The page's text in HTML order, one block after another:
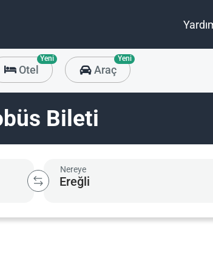
Otel
Yeni
Araç
Yeni
Bileti
Nereye